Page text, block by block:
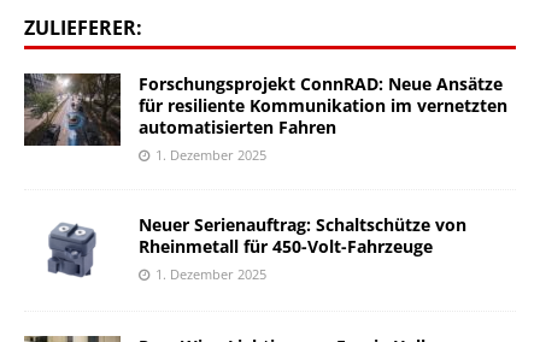
ZULIEFERER:
Forschungsprojekt ConnRAD: Neue Ansätze
für resiliente Kommunikation im vernetzten
automatisierten Fahren
1. Dezember 2025
Neuer Serienauftrag: Schaltschütze von
Rheinmetall für 450-Volt-Fahrzeuge
1. Dezember 2025